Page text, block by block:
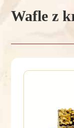
Wafle z